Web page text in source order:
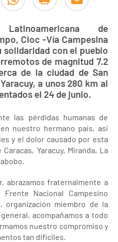
de
Cloc -Vía Campesina
solidaridad con el pueblo
de magnitud 7.2
de la ciudad de San
a unos 280 km al
el 24 de junio.
las pérdidas humanas de
nuestro hermano país, así
y el dolor causado por esta
Yaracuy, Miranda, La
abrazamos fraternalmente a
Nacional Campesino
organización miembro de la
acompañamos a todo
nuestro compromiso y
tan difíciles.